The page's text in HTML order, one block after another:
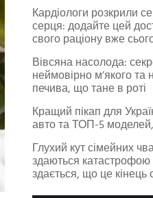
Кардіологи розкрили
серця: додайте цей
свого раціону вже
Вівсяна насолода:
неймовірно м’якого
печива, що тане в роті
Кращий пікап для
авто та ТОП-5
Глухий кут сімейних
здаються катастрофою
здається, що це кінець